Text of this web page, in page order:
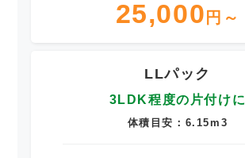
25,000 円～
LLパック
3LDK程度の片付けに
体積目安：6.15m3